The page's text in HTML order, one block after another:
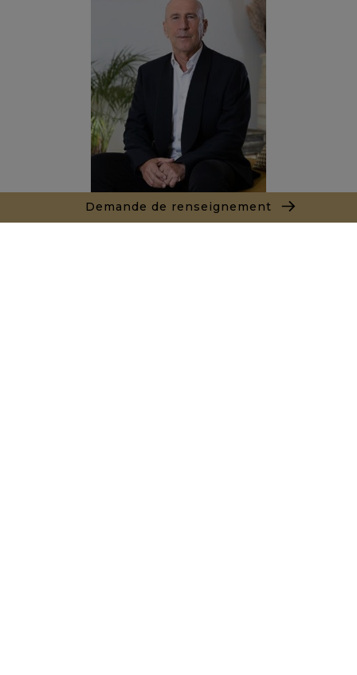
Demande de renseignement
Marc LEON